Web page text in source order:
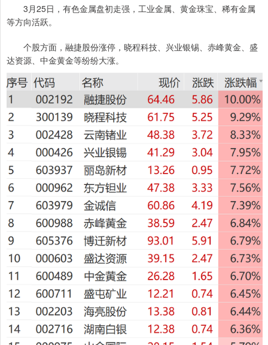
3月25日，有色金属盘初走强，工业金属、黄金珠宝、稀有金属
等方向活跃。
个股方面，融捷股份涨停，晓程科技、兴业银锡、赤峰黄金、盛
达资源、中金黄金等纷纷大涨。